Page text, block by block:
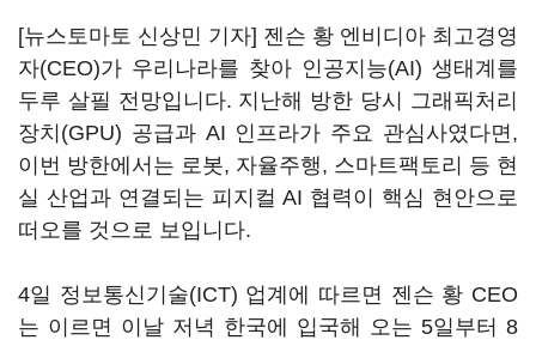
[뉴스토마토 신상민 기자] 젠슨 황 엔비디아 최고경영
자(CEO)가 우리나라를 찾아 인공지능(AI) 생태계를
두루 살필 전망입니다. 지난해 방한 당시 그래픽처리
장치(GPU) 공급과 AI 인프라가 주요 관심사였다면,
이번 방한에서는 로봇, 자율주행, 스마트팩토리 등 현
실 산업과 연결되는 피지컬 AI 협력이 핵심 현안으로
떠오를 것으로 보입니다.
4일 정보통신기술(ICT) 업계에 따르면 젠슨 황 CEO
는 이르면 이날 저녁 한국에 입국해 오는 5일부터 8